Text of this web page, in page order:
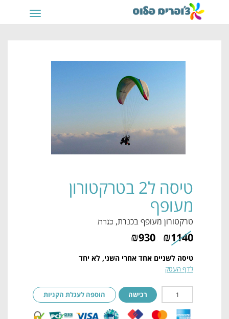
תפריט
טיסה ל2 בטרקטורון
מעופף
טרקטורון מעופף בכנרת, כנרת
₪1140
₪930
טיסה לשניים אחד אחרי השני, לא יחד
לדף העסק
רכישה הוספה לעגלת הקניות